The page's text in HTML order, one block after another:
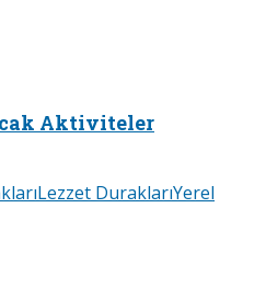
Aktiviteler
Lezzet DuraklarıYerel